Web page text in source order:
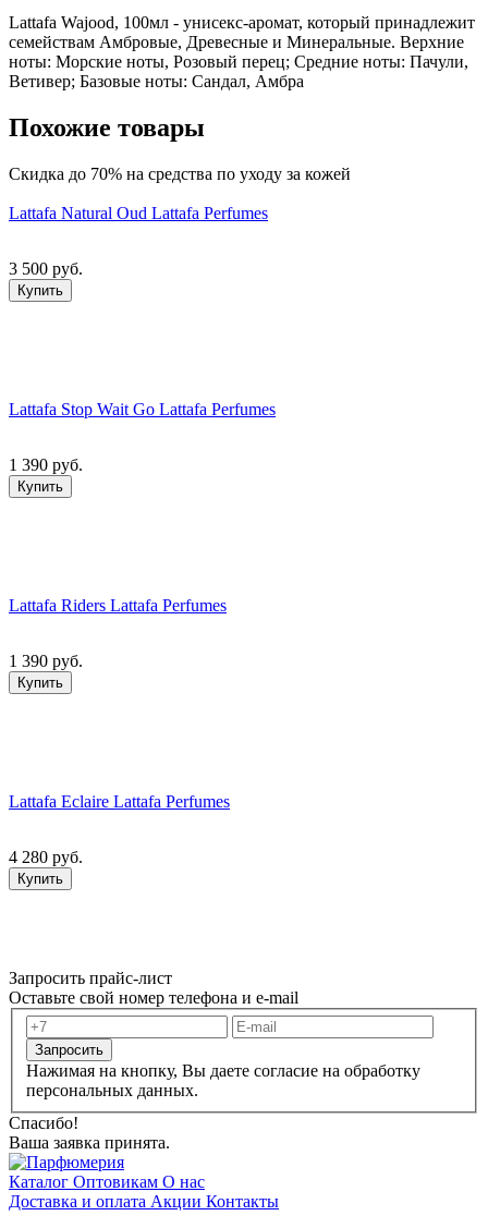
Lattafa Wajood, 100мл - унисекс-аромат, который принадлежит
семействам Амбровые, Древесные и Минеральные. Верхние
ноты: Морские ноты, Розовый перец; Средние ноты: Пачули,
Ветивер; Базовые ноты: Сандал, Амбра
Похожие товары
Скидка до 70% на средства по уходу за кожей
Lattafa Natural Oud Lattafa Perfumes
3 500 руб.
Купить
Lattafa Stop Wait Go Lattafa Perfumes
1 390 руб.
Купить
Lattafa Riders Lattafa Perfumes
1 390 руб.
Купить
Lattafa Eclaire Lattafa Perfumes
4 280 руб.
Купить
Запросить прайс-лист
Оставьте свой номер телефона и e-mail
Запросить
Нажимая на кнопку, Вы даете согласие на обработку
персональных данных.
Спасибо!
Ваша заявка принята.
Каталог Оптовикам О нас
Доставка и оплата Акции Контакты